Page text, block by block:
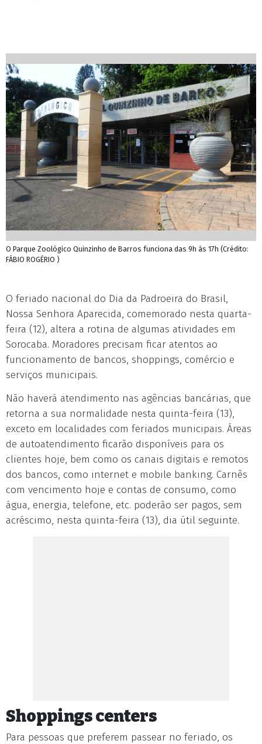
O Parque Zoológico Quinzinho de Barros funciona das 9h às 17h (Crédito:
FÁBIO ROGÉRIO )
O feriado nacional do Dia da Padroeira do Brasil,
Nossa Senhora Aparecida, comemorado nesta quarta-
feira (12), altera a rotina de algumas atividades em
Sorocaba. Moradores precisam ficar atentos ao
funcionamento de bancos, shoppings, comércio e
serviços municipais.
Não haverá atendimento nas agências bancárias, que
retorna a sua normalidade nesta quinta-feira (13),
exceto em localidades com feriados municipais. Áreas
de autoatendimento ficarão disponíveis para os
clientes hoje, bem como os canais digitais e remotos
dos bancos, como internet e mobile banking. Carnês
com vencimento hoje e contas de consumo, como
água, energia, telefone, etc. poderão ser pagos, sem
acréscimo, nesta quinta-feira (13), dia útil seguinte.
Shoppings centers
Para pessoas que preferem passear no feriado, os